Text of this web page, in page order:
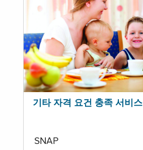
기타 자격 요건 충족 서비스
SNAP